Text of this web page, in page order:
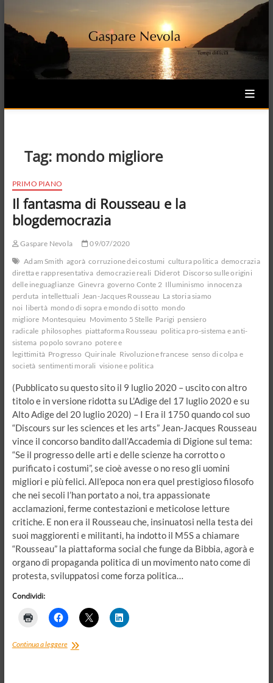
content
Tag: mondo migliore
PRIMO PIANO
Il fantasma di Rousseau e la
blogdemocrazia
Gaspare Nevola
09/07/2020
Adam Smith agorà corruzione dei costumi cultura politica democrazia
diretta e rappresentativa democrazie reali Diderot Discorso sulle origini
delle ineguaglianze Ginevra governo Conte 2 Illuminismo innocenza
perduta intellettuali Jean-Jacques Rousseau La storia siamo
noi libertà mondo di sopra e mondo di sotto mondo
migliore Montesquieu Movimento 5 Stelle Parigi pensiero
radicale philosophes piattaforma Rousseau politica pro-sistema e anti-
sistema popolo sovrano potere e
legittimità Progresso Quirinale Rivoluzione francese senso di colpa e
società sentimenti morali visione e politica
(Pubblicato su questo sito il 9 luglio 2020 – uscito con altro
titolo e in versione ridotta su L’Adige del 17 luglio 2020 e su
Alto Adige del 20 luglio 2020) – I Era il 1750 quando col suo
“Discours sur les sciences et les arts” Jean-Jacques Rousseau
vince il concorso bandito dall’Accademia di Digione sul tema:
“Se il progresso delle arti e delle scienze ha corrotto o
purificato i costumi”, se cioè avesse o no reso gli uomini
migliori e più felici. All’epoca non era quel prestigioso filosofo
che nei secoli l’han portato a noi, tra appassionate
acclamazioni, ferme contestazioni e meticolose letture
critiche. E non era il Rousseau che, insinuatosi nella testa dei
suoi maggiorenti e militanti, ha indotto il M5S a chiamare
“Rousseau” la piattaforma social che funge da Bibbia, agorà e
organo di propaganda politica di un movimento nato come di
protesta, sviluppatosi come forza politica…
Condividi:
Continua a leggereIl